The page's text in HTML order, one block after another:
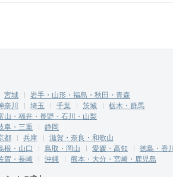
から
宮城
岩手・山形・福島・秋田・青森
奈川 埼玉 千葉 茨城
栃木・群馬
山・福井・長野・石川・山梨
阜・三重
静岡
都 兵庫
滋賀・奈良・和歌山
根・山口 鳥取・岡山 愛媛・高知
徳島・香川
賀・長崎 沖縄 熊本・大分・宮崎・鹿児島